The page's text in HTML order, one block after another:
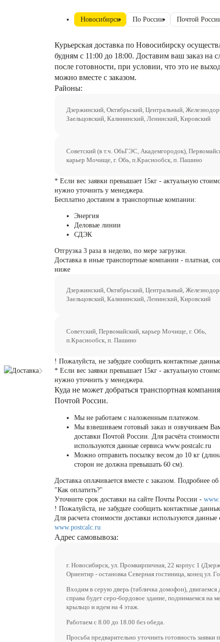
Доставка
Новосибирск По России Почтой
Курьерская доставка по Новосибирску
будням с 11:00 до 18:00. Доставим ваш заказ на
после готовности, при условии, что это не
можно вместе с заказом.
Районы:
Дзержинский, Октябрьский, Центральный,
Заельцовский, Калининский, Ленинский, Кировский
Советский (в т.ч. ОбьГЭС, Академгородок),
карьер Мочище, г. Обь, п.Краснообск, п. Пашино
* Если вес заявки превышает 15кг - актуальную
нужно уточнить у менеджера.
Бесплатно доставим в транспортные компании:
Энергия
Деловые линии
СДЭК
Отгрузка 3 раза в неделю, по мере загрузки.
Доставка в иные транспортные компании - платная,
ниже
Дзержинский, Октябрьский, Центральный,
Заельцовский, Калининский, Ленинский, Кировский
Советский, Первомайский, карьер Мочище, г. Обь,
п.Краснообск, п. Пашино
! Пожалуйста, не забудьте сообщить контактные
* Если вес заявки превышает 15кг - актуальную
нужно уточнить у менеджера.
Куда не может добраться транспортная
Почтой России.
Мы не работаем с наложенным платежом.
Мы взвешиваем готовый заказ и озвучиваем
доставки Почтой России. Для расчёта
используются данные сервиса www.postcalc.ru
Можно отправить посылку весом до 10 кг
сторон не должна превышать 60 см).
Доставка оплачивается вместе с заказом. Подробнее об
"Как оплатить?"
Уточните срок доставки на сайте Почты России -
! Пожалуйста, не забудьте сообщить контактные
Для расчета стоимости доставки используются данные
www.postcalc.ru
Адрес самовывоза:
г. Новосибирск, ул. Промкирпичная, 22 корпус 1
Ориентир - остановка Северная гостиница, конец ул.
Входим в серую дверь (табличка домофон), двигаемся
справа будет серо-бордовое здание, поднимаемся на
крыльцо и идем на 4 этаж.
Работаем с 8.00 до 18.00 без обеда.
Просьба предварительно уточнить готовность заявки